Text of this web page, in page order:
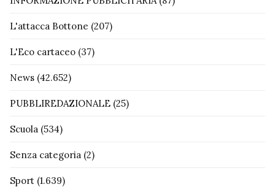
L'attacca Bottone (207)
L'Eco cartaceo (37)
News (42.652)
PUBBLIREDAZIONALE (25)
Scuola (534)
Senza categoria (2)
Sport (1.639)